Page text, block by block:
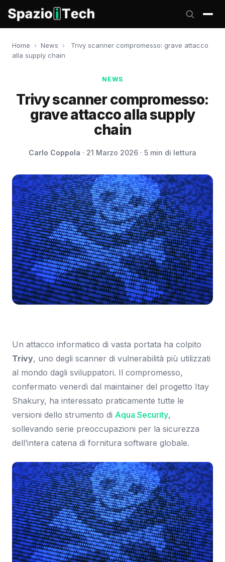
Home › News ›
Trivy scanner compromesso: grave attacco
alla supply chain
NEWS
Trivy scanner compromesso:
grave attacco alla supply
chain
Carlo Coppola · 21 Marzo 2026 · 5 min di lettura
Un attacco informatico di vasta portata ha colpito
Trivy, uno degli scanner di vulnerabilità più utilizzati
al mondo dagli sviluppatori. Il compromesso,
confermato venerdì dal maintainer del progetto Itay
Shakury, ha interessato praticamente tutte le
versioni dello strumento di Aqua Security,
sollevando serie preoccupazioni per la sicurezza
dell’intera catena di fornitura software globale.